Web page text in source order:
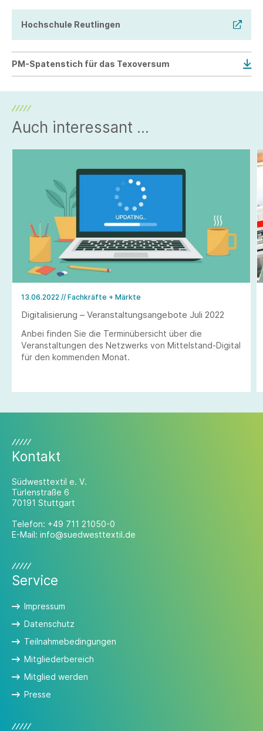
Hochschule Reutlingen
PM-Spatenstich für das Texoversum
Auch interessant ...
13.06.2022 // Fachkräfte + Märkte
Digitalisierung – Veranstaltungsangebote Juli 2022
Anbei finden Sie die Terminübersicht über die
Veranstaltungen des Netzwerks von Mittelstand-Digital
für den kommenden Monat.
Kontakt
Südwesttextil e. V.
Türlenstraße 6
70191 Stuttgart
Telefon: +49 711 21050-0
E-Mail: info@suedwesttextil.de
Service
Impressum
Datenschutz
Teilnahmebedingungen
Mitgliederbereich
Mitglied werden
Presse